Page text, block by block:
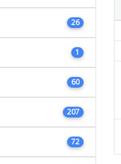
26
1
60
207
72